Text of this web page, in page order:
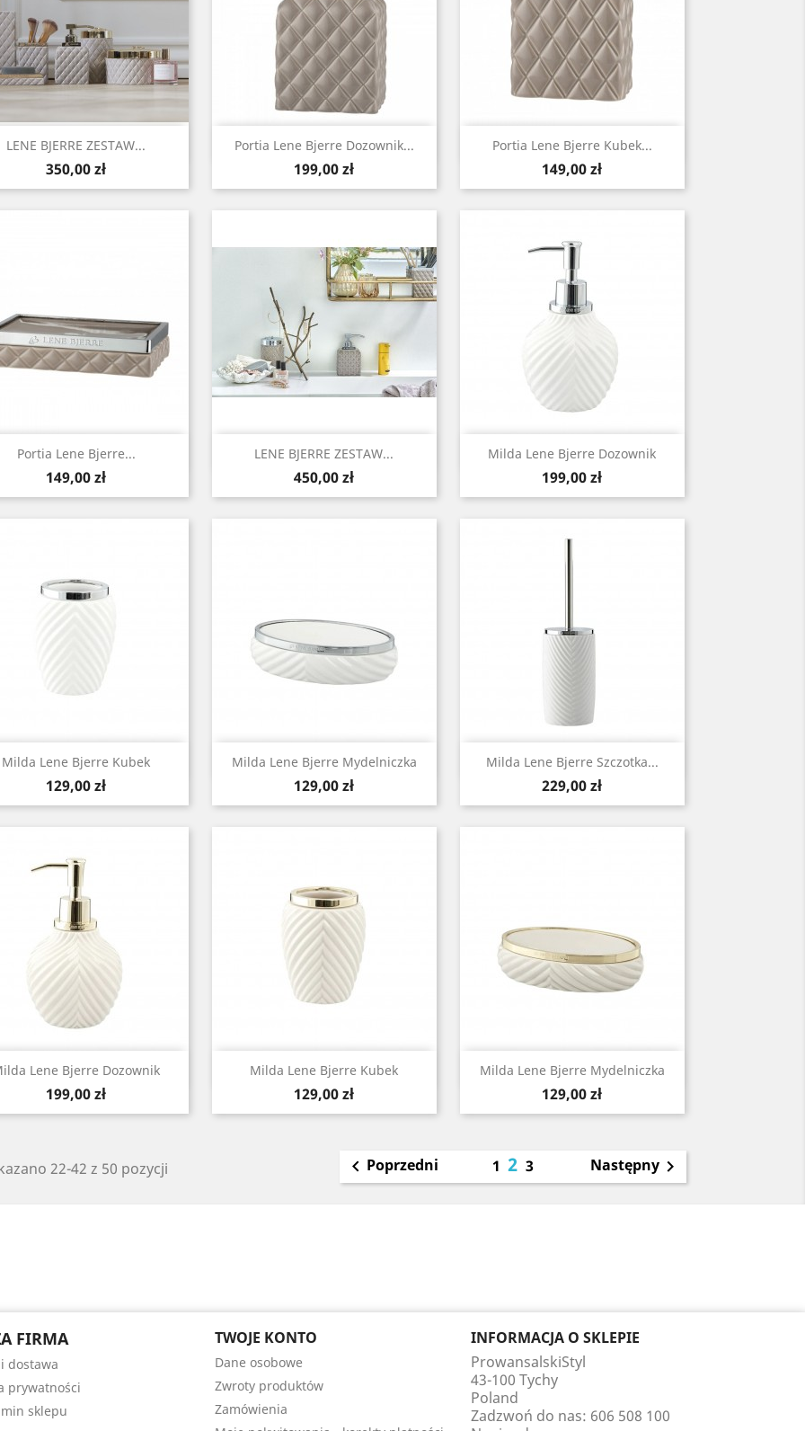
LENE BJERRE ZESTAW...
Cena
350,00 zł
Szybki podgląd Portia Lene Bjerre Dozownik...
Cena
199,00 zł
Szybki podgląd Portia Lene Bjerre Kubek...
Cena
149,00 zł
 Szybki podgląd
Portia Lene Bjerre...
Cena
149,00 zł
Szybki podgląd LENE BJERRE ZESTAW...
Cena
450,00 zł
Szybki podgląd Milda Lene Bjerre Dozownik
Cena
199,00 zł
Szybki podgląd
Milda Lene Bjerre Kubek
Cena
129,00 zł
Szybki podgląd Milda Lene Bjerre Mydelniczka
Cena
129,00 zł
Szybki podgląd Milda Lene Bjerre Szczotka...
Cena
229,00 zł
Szybki podgląd
Lene Bjerre Dozownik
Cena
199,00 zł
Szybki podgląd Milda Lene Bjerre Kubek
Cena
129,00 zł
Szybki podgląd Milda Lene Bjerre Mydelniczka
Cena
129,00 zł
Szybki podgląd
22-42 z 50 pozycji  Poprzedni 123 Następny
FIRMA
dostawa
prywatności
sklepu
TWOJE KONTO
Dane osobowe
Zwroty produktów
Zamówienia
INFORMACJA O SKLEPIE
ProwansalskiStyl
43-100 Tychy
Poland
Zadzwoń do nas: 606 508 100